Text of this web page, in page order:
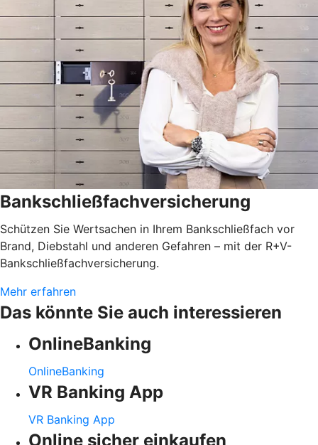
Bankschließfachversicherung
Schützen Sie Wertsachen in Ihrem Bankschließfach vor
Brand, Diebstahl und anderen Gefahren – mit der R+V-
Bankschließfachversicherung.
Mehr erfahren
Das könnte Sie auch interessieren
OnlineBanking
OnlineBanking
VR Banking App
VR Banking App
Online sicher einkaufen